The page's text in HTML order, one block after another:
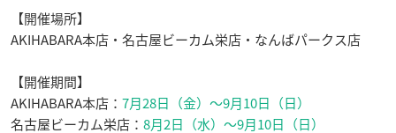
【開催場所】
AKIHABARA本店・名古屋ビーカム栄店・なんばパークス店
【開催期間】
AKIHABARA本店： 7月28日（金）～9月10日（日）
名古屋ビーカム栄店： 8月2日（水）～9月10日（日）